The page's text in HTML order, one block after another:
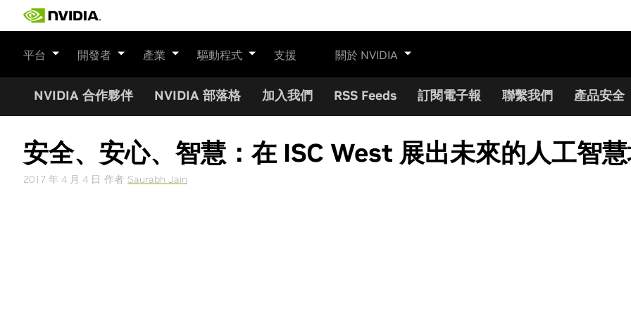
平台 開發者 產業 驅動程式 支援 關於 NVIDIA
NVIDIA 合作夥伴 NVIDIA 部落格 加入我們 RSS Feeds 訂閱電子報 聯繫我們 產品安全
安全、安心、智慧：在 ISC West 展出未來的人工智
2017 年 4 月 4 日 作者 Saurabh Jain